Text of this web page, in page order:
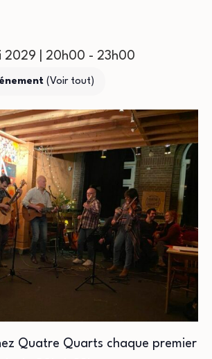
2029 | 20h00 - 23h00
(Voir tout)
Quatre Quarts chaque premier